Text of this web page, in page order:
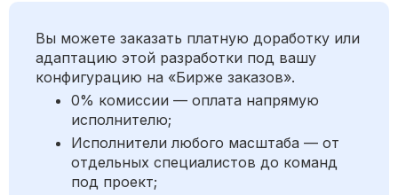
Вы можете заказать платную доработку или
адаптацию этой разработки под вашу
конфигурацию на «Бирже заказов».
0% комиссии — оплата напрямую
исполнителю;
Исполнители любого масштаба — от
отдельных специалистов до команд
под проект;